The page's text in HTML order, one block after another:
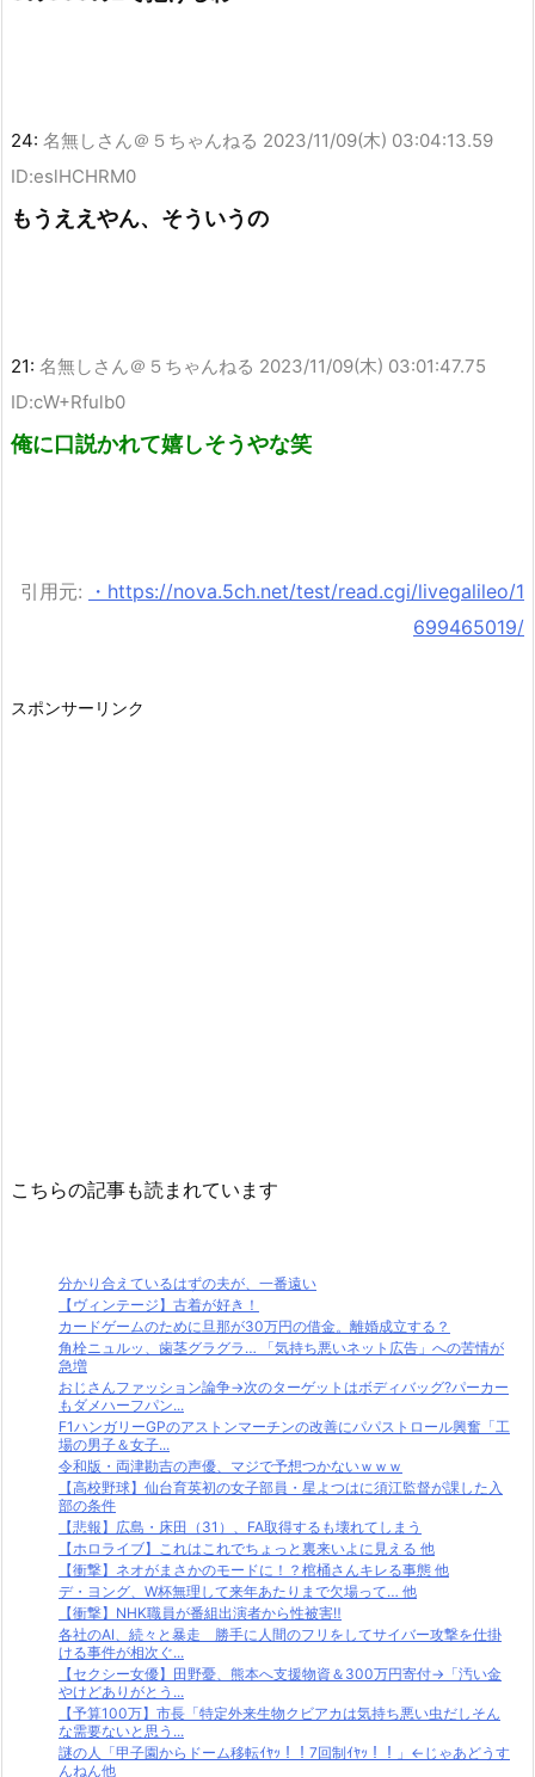
24: 名無しさん＠５ちゃんねる 2023/11/09(木) 03:04:13.59
ID:eslHCHRM0
もうええやん、そういうの
21: 名無しさん＠５ちゃんねる 2023/11/09(木) 03:01:47.75
ID:cW+Rfulb0
俺に口説かれて嬉しそうやな笑
引用元:
・https://nova.5ch.net/test/read.cgi/livegalileo/1
699465019/
スポンサーリンク
こちらの記事も読まれています
分かり合えているはずの夫が、一番遠い
【ヴィンテージ】古着が好き！
カードゲームのために旦那が30万円の借金。離婚成立する？
角栓ニュルッ、歯茎グラグラ… 「気持ち悪いネット広告」への苦情が
急増
おじさんファッション論争→次のターゲットはボディバッグ?パーカー
もダメハーフパン...
F1ハンガリーGPのアストンマーチンの改善にパパストロール興奮「工
場の男子＆女子...
令和版・両津勘吉の声優、マジで予想つかないｗｗｗ
【高校野球】仙台育英初の女子部員・星よつはに須江監督が課した入
部の条件
【悲報】広島・床田（31）、FA取得するも壊れてしまう
【ホロライブ】これはこれでちょっと裏来いよに見える 他
【衝撃】ネオがまさかのモードに！？棺桶さんキレる事態 他
デ・ヨング、W杯無理して来年あたりまで欠場って… 他
【衝撃】NHK職員が番組出演者から性被害‼
各社のAI、続々と暴走 勝手に人間のフリをしてサイバー攻撃を仕掛
ける事件が相次ぐ...
【セクシー女優】田野憂、熊本へ支援物資＆300万円寄付→「汚い金
やけどありがとう...
【予算100万】市長「特定外来生物クビアカは気持ち悪い虫だしそん
な需要ないと思う...
謎の人「甲子園からドーム移転ｲﾔｯ！！7回制ｲﾔｯ！！」←じゃあどうす
んねん他